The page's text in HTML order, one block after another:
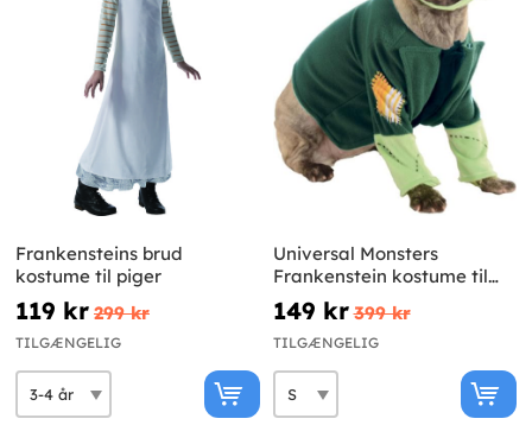
Frankensteins brud
kostume til piger
119 kr 299 kr
TILGÆNGELIG
Universal Monsters
Frankenstein kostume til
hunde
149 kr 399 kr
TILGÆNGELIG